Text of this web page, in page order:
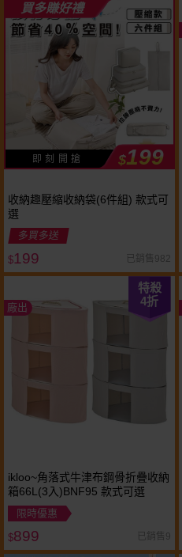
買多賺好禮
即 刻 開 搶 $199
收納趣壓縮收納袋(6件組) 款式可
選
多買多送
$199 已銷售982
廠出
特殺
4折
ikloo~角落式牛津布鋼骨折疊收納
箱66L(3入)BNF95 款式可選
限時優惠
$899 已銷售9